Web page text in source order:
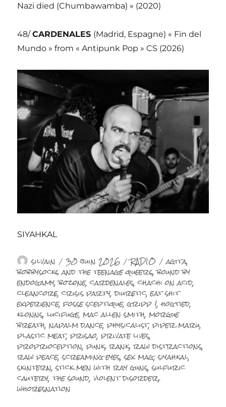
Nazi died (Chumbawamba) » (2020)
48/CARDENALES (Madrid, Espagne) « Fin del
Mundo » from « Antipunk Pop » CS (2026)
SIYAHKAL
Auteur
silvain Publié
le
30 juin 2026 Catégories
RADIO Étiquettes
agita,
bobbysocks and the teenage queers,bound by
endogamy,bozone,cardenales,chachi on acid,
cleancore,crisis party,diuretic,eat shit
experience,fosse sceptique,gripp !,hogtied,
klonns,lucifuge,mac allen smith,morgue
breath,napalm dance,physicalist,piper maru,
plastic meat,prisao,private lives,
proprioception,punk,rank,raw distractions,
raw peace,screaming eyes,sex mag,siyahkal,
skintern,stick men with ray guns,sulfuric
cautery,the sound,violent disorder,
whoresnation